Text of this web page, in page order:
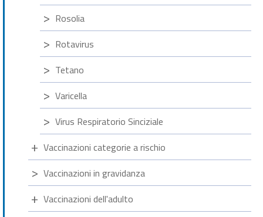
Rosolia
Rotavirus
Tetano
Varicella
Virus Respiratorio Sinciziale
Vaccinazioni categorie a rischio
Vaccinazioni in gravidanza
Vaccinazioni dell'adulto